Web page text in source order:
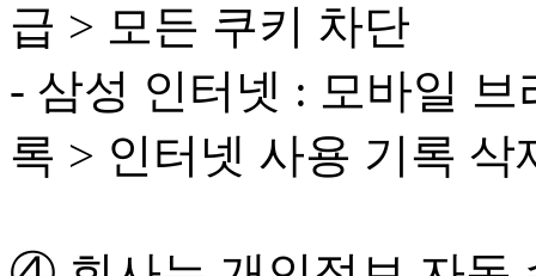
급 > 모든 쿠키 차단
- 삼성 인터넷 : 모바일
록 > 인터넷 사용 기록 삭